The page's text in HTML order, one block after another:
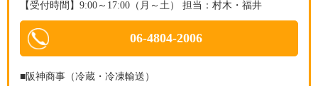
【受付時間】9:00～17:00（月～土） 担当：村木・福井
06-4804-2006
■阪神商事（冷蔵・冷凍輸送）